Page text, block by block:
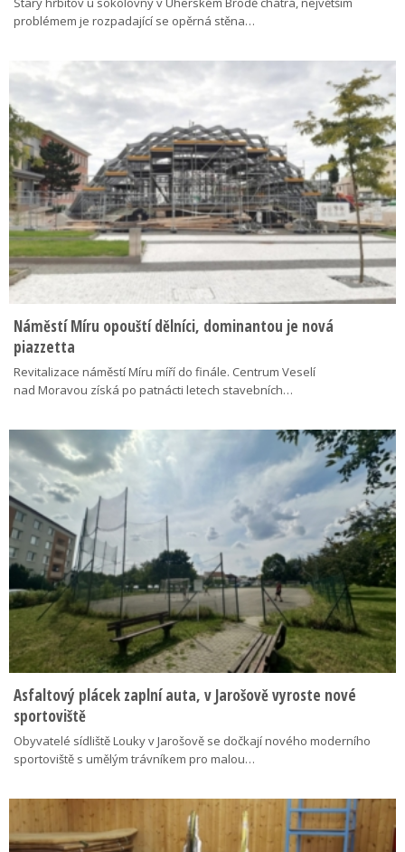
problémem je rozpadající se opěrná stěna…
Náměstí Míru opouští dělníci, dominantou je nová
piazzetta
Revitalizace náměstí Míru míří do finále. Centrum Veselí
nad Moravou získá po patnácti letech stavebních…
Asfaltový plácek zaplní auta, v Jarošově vyroste nové
sportoviště
Obyvatelé sídliště Louky v Jarošově se dočkají nového moderního
sportoviště s umělým trávníkem pro malou…